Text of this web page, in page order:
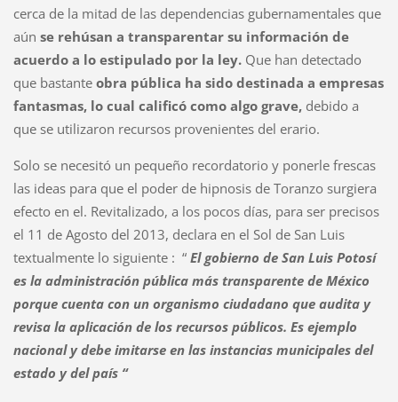
cerca de la mitad de las dependencias gubernamentales que
aún se rehúsan a transparentar su información de
acuerdo a lo estipulado por la ley.Que han detectado
que bastante obra pública ha sido destinada a empresas
fantasmas, lo cual calificó como algo grave,debido a
que se utilizaron recursos provenientes del erario.
Solo se necesitó un pequeño recordatorio y ponerle frescas
las ideas para que el poder de hipnosis de Toranzo surgiera
efecto en el. Revitalizado, a los pocos días, para ser precisos
el 11 de Agosto del 2013, declara en el Sol de San Luis
textualmente lo siguiente : “El gobierno de San Luis Potosí
es la administración pública más transparente de México
porque cuenta con un organismo ciudadano que audita y
revisa la aplicación de los recursos públicos. Es ejemplo
nacional y debe imitarse en las instancias municipales del
estado y del país “